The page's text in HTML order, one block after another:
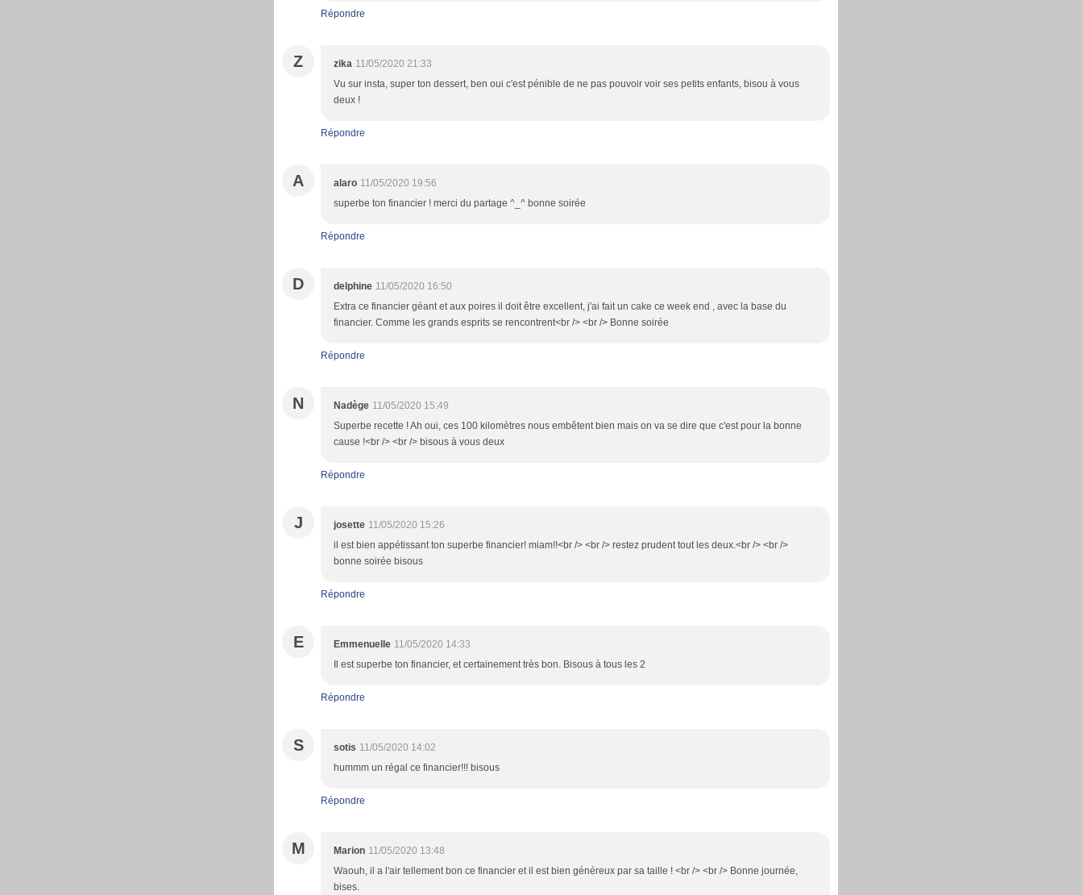
Répondre
Z zika 11/05/2020 21:33
Vu sur insta, super ton dessert, ben oui c'est pénible de ne pas pouvoir voir ses petits enfants, bisou à vous
deux !
Répondre
A alaro 11/05/2020 19:56
superbe ton financier ! merci du partage ^_^ bonne soirée
Répondre
D delphine 11/05/2020 16:50
Extra ce financier géant et aux poires il doit être excellent, j'ai fait un cake ce week end , avec la base du
financier. Comme les grands esprits se rencontrent<br /> <br /> Bonne soirée
Répondre
N Nadège 11/05/2020 15:49
Superbe recette ! Ah oui, ces 100 kilomètres nous embêtent bien mais on va se dire que c'est pour la bonne
cause !<br /> <br /> bisous à vous deux
Répondre
J josette 11/05/2020 15:26
il est bien appétissant ton superbe financier! miam!!<br /> <br /> restez prudent tout les deux.<br /> <br />
bonne soirée bisous
Répondre
E Emmenuelle 11/05/2020 14:33
Il est superbe ton financier, et certainement très bon. Bisous à tous les 2
Répondre
S sotis 11/05/2020 14:02
hummm un régal ce financier!!! bisous
Répondre
M Marion 11/05/2020 13:48
Waouh, il a l'air tellement bon ce financier et il est bien généreux par sa taille ! <br /> <br /> Bonne journée,
bises.